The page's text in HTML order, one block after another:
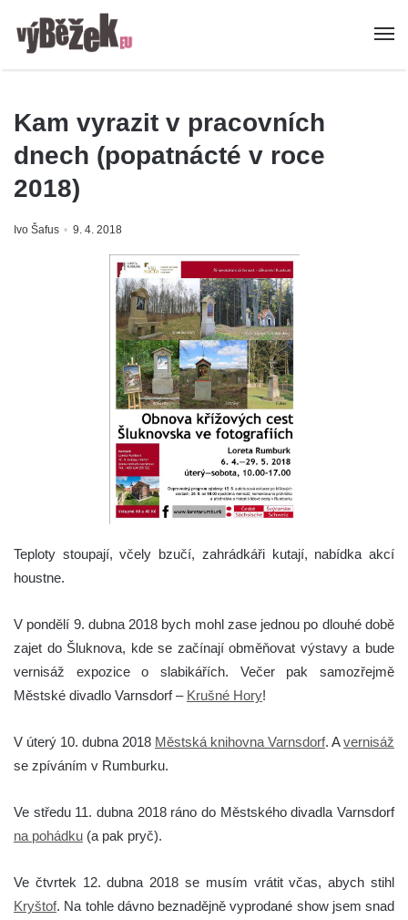
Kam vyrazit v pracovních
dnech (popatnácté v roce
2018)
Ivo Šafus 9. 4. 2018
Teploty stoupají, včely bzučí, zahrádkáři kutají, nabídka akcí
houstne.
V pondělí 9. dubna 2018 bych mohl zase jednou po dlouhé době
zajet do Šluknova, kde se začínají obměňovat výstavy a bude
vernisáž expozice o slabikářích. Večer pak samozřejmě
Městské divadlo Varnsdorf – Krušné Hory!
V úterý 10. dubna 2018 Městská knihovna Varnsdorf. Avernisáž
se zpíváním v Rumburku.
Ve středu 11. dubna 2018 ráno do Městského divadla Varnsdorf
na pohádku (a pak pryč).
Ve čtvrtek 12. dubna 2018 se musím vrátit včas, abych stihl
Kryštof. Na tohle dávno beznadějně vyprodané show jsem snad